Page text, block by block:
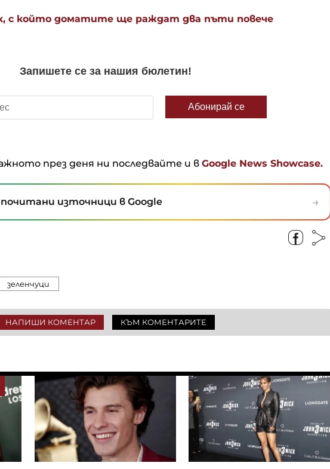
с който доматите ще раждат два пъти повече
през деня ни последвайте и в Google News Showcase.
източници в Google →
зеленчуци
НАПИШИ КОМЕНТАР КЪМ КОМЕНТАРИТЕ
за морски вятърни паркове в
САЩ